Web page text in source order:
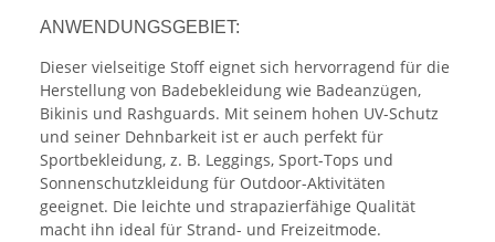
ANWENDUNGSGEBIET:
Dieser vielseitige Stoff eignet sich hervorragend für die
Herstellung von Badebekleidung wie Badeanzügen,
Bikinis und Rashguards. Mit seinem hohen UV-Schutz
und seiner Dehnbarkeit ist er auch perfekt für
Sportbekleidung, z. B. Leggings, Sport-Tops und
Sonnenschutzkleidung für Outdoor-Aktivitäten
geeignet. Die leichte und strapazierfähige Qualität
macht ihn ideal für Strand- und Freizeitmode.